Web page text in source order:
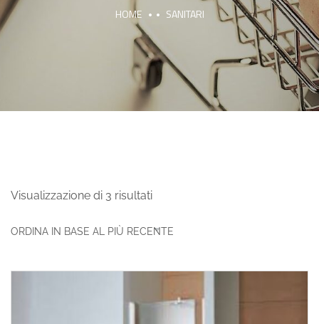
HOME SANITARI
Visualizzazione di 3 risultati